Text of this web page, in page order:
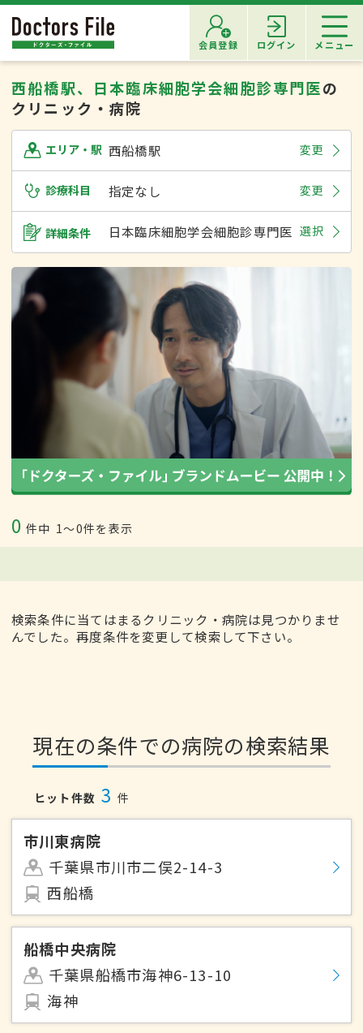
会員登録 ログイン メニュー
西船橋駅、日本臨床細胞学会細胞診専門医の
クリニック・病院
エリア・駅 西船橋駅 変更
診療科目 指定なし 変更
詳細条件 日本臨床細胞学会細胞診専門医 選択
0 件中 1〜0件を表示
検索条件に当てはまるクリニック・病院は見つかりませ
んでした。再度条件を変更して検索して下さい。
現在の条件での病院の検索結果
ヒット件数 3 件
市川東病院
千葉県市川市二俣2-14-3
西船橋
船橋中央病院
千葉県船橋市海神6-13-10
海神